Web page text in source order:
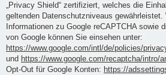
„Privacy Shield“ zertifiziert, welches die
geltenden Datenschutzniveaus gewährleistet.
Informationen zu Google reCAPTCHA sowie
von Google können Sie einsehen unter:
https://www.google.com/intl/de/policies/
und https://www.google.com/recaptcha/intro/
Opt-Out für Google Konten: https://